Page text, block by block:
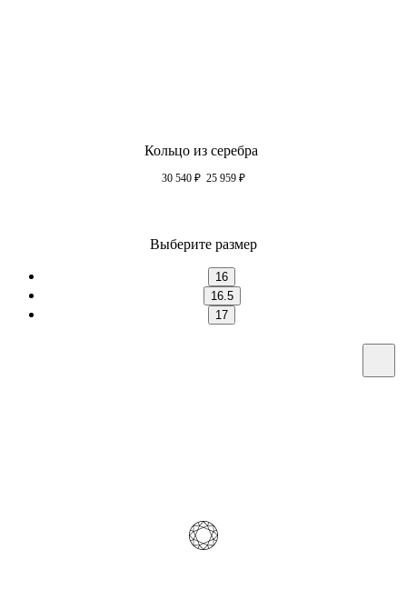
Кольцо из серебра
30 540 ₽ 25 959 ₽
Выберите размер
16
16.5
17